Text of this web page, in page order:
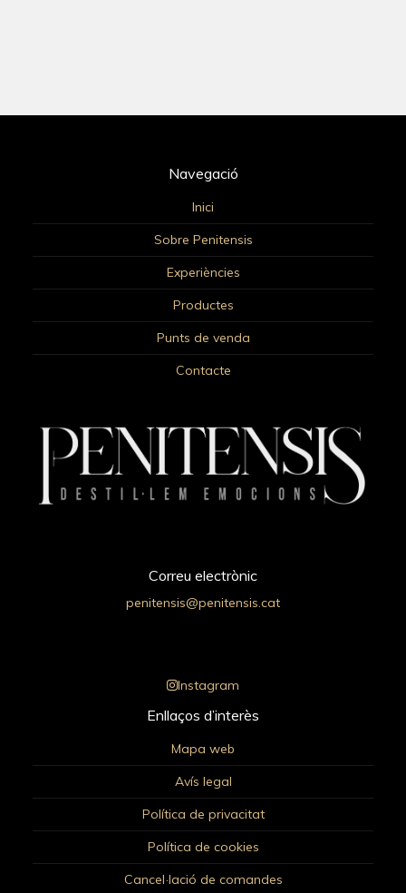
Navegació
Inici
Sobre Penitensis
Experiències
Productes
Punts de venda
Contacte
Correu electrònic
penitensis@penitensis.cat
Instagram
Enllaços d’interès
Mapa web
Avís legal
Política de privacitat
Política de cookies
Cancel·lació de comandes